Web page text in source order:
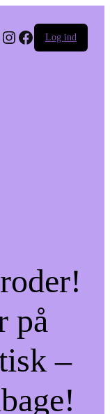
Instagram
Facebook
Log ind
på
–